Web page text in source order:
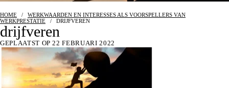
HOME / WERKWAARDEN EN INTERESSES ALS VOORSPELLERS VAN
WERKPRESTATIE / DRIJFVEREN
drijfveren
GEPLAATST OP 22 FEBRUARI 2022